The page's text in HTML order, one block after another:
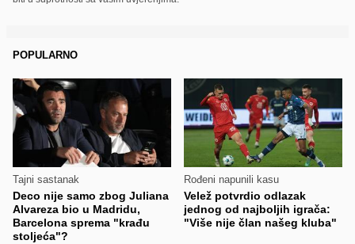
POPULARNO
Tajni sastanak
Deco nije samo zbog Juliana
Alvareza bio u Madridu,
Barcelona sprema "krađu
stoljeća"?
Rođeni napunili kasu
Velež potvrdio odlazak
jednog od najboljih igrača:
"Više nije član našeg kluba"